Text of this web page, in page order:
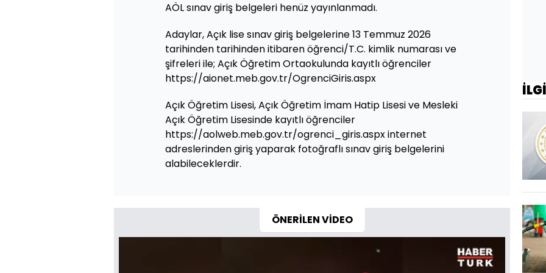
AÖL sınav giriş belgeleri henüz yayınlanmadı.
Adaylar, Açık lise sınav giriş belgelerine 13 Temmuz 2026
tarihinden tarihinden itibaren öğrenci/T.C. kimlik numarası ve
şifreleri ile; Açık Öğretim Ortaokulunda kayıtlı öğrenciler
https://aionet.meb.gov.tr/OgrenciGiris.aspx
Açık Öğretim Lisesi, Açık Öğretim İmam Hatip Lisesi ve Mesleki
Açık Öğretim Lisesinde kayıtlı öğrenciler
https://aolweb.meb.gov.tr/ogrenci_giris.aspx internet
adreslerinden giriş yaparak fotoğraflı sınav giriş belgelerini
alabileceklerdir.
ÖNERİLEN VİDEO